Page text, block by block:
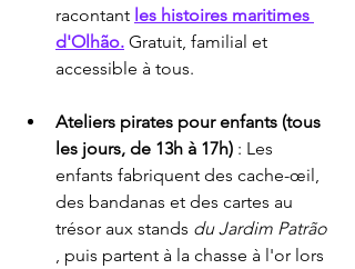
racontant les histoires maritimes
d'Olhão. Gratuit, familial et
accessible à tous.
Ateliers pirates pour enfants (tous
les jours, de 13h à 17h) : Les
enfants fabriquent des cache-œil,
des bandanas et des cartes au
trésor aux stands du Jardim Patrão
, puis partent à la chasse à l'or lors